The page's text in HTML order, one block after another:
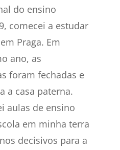
do ensino
comecei a estudar
Praga. Em
ano, as
foram fechadas e
a casa paterna.
aulas de ensino
em minha terra
decisivos para a